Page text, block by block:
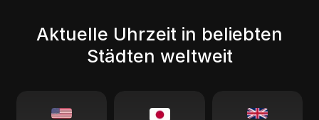
Aktuelle Uhrzeit in beliebten
Städten weltweit